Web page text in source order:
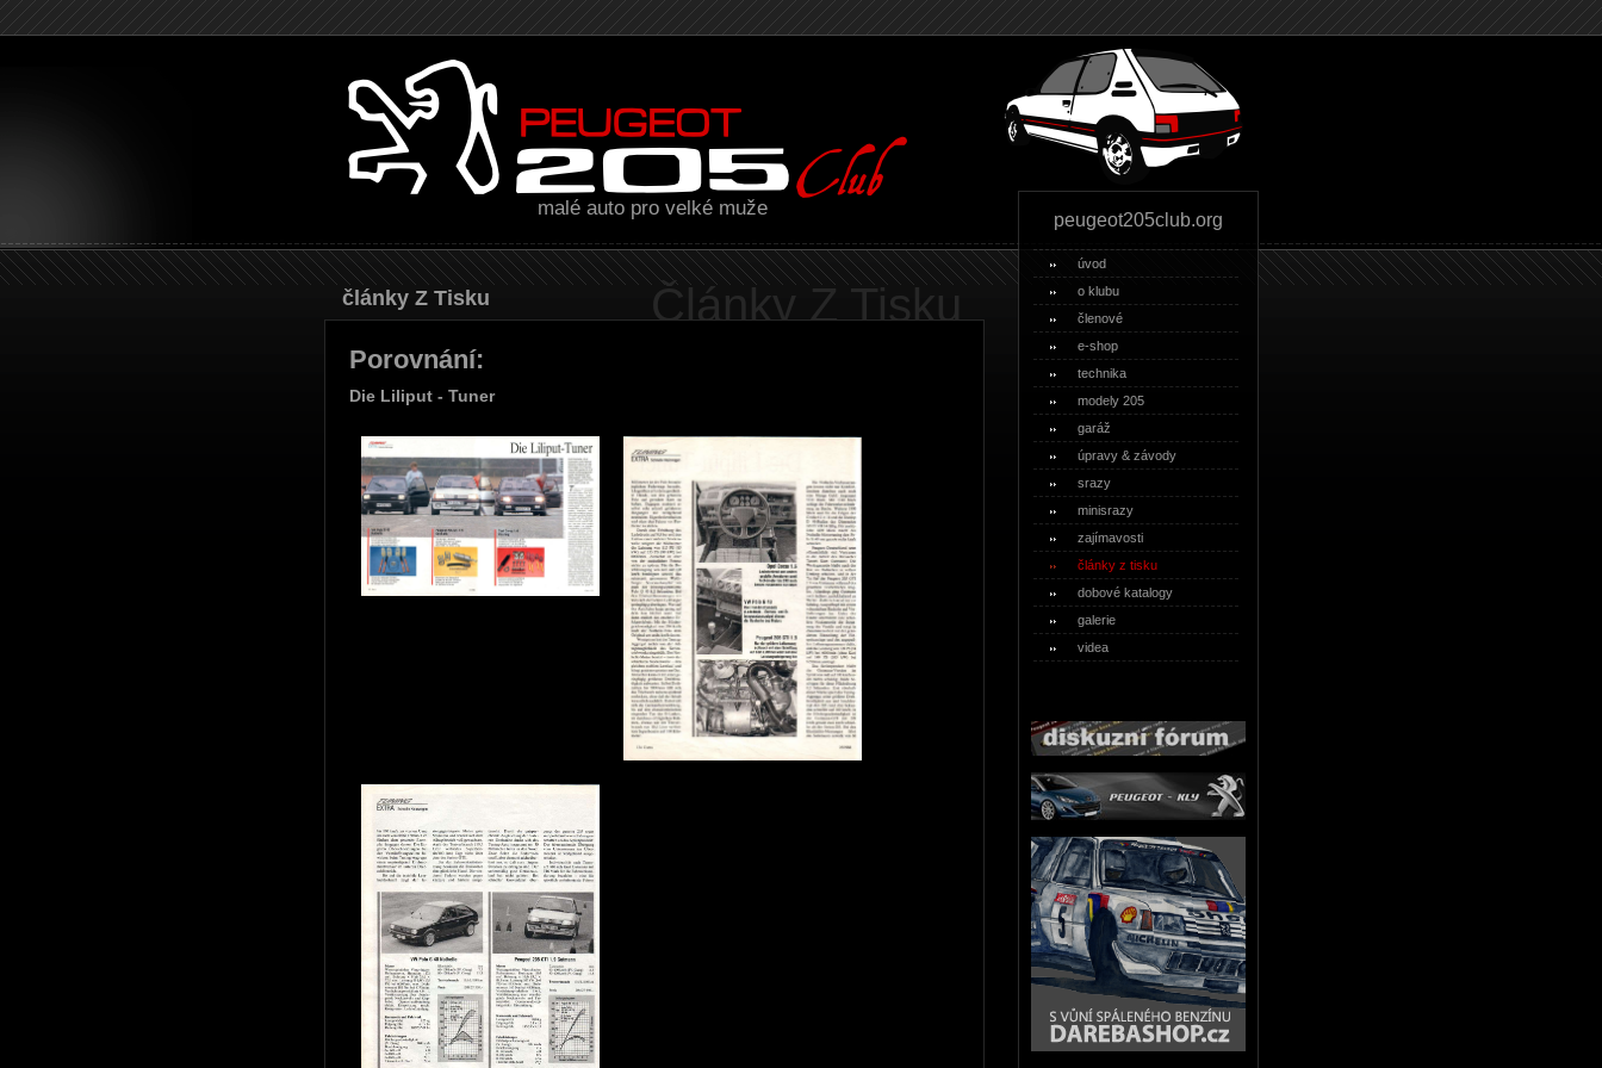
malé auto pro velké muže
peugeot205club.org
úvod
o klubu
členové
e-shop
technika
modely 205
garáž
úpravy & závody
srazy
minisrazy
zajímavosti
články z tisku
dobové katalogy
galerie
videa
Články Z Tisku
Články Z Tisku
Porovnání:
Die Liliput - Tuner